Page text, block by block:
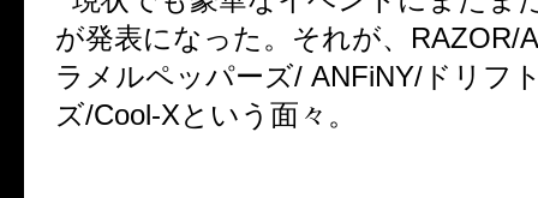
が発表になった。それが、 RAZOR/
ラメルペッパーズ/ ANFiNY/ ドリフ
ズ/Cool-Xという面々。